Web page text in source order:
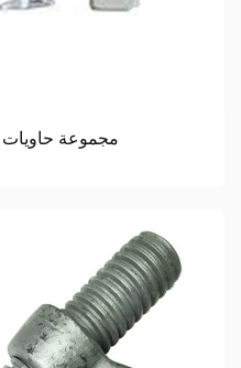
مجموعة حاويات